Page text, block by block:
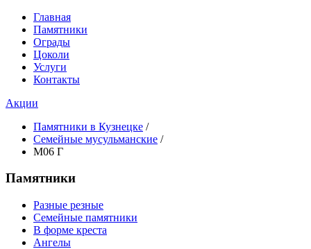
Главная
Памятники
Ограды
Цоколи
Услуги
Контакты
Акции
Памятники в Кузнецке /
Семейные мусульманские /
М06 Г
Памятники
Разные резные
Семейные памятники
В форме креста
Ангелы